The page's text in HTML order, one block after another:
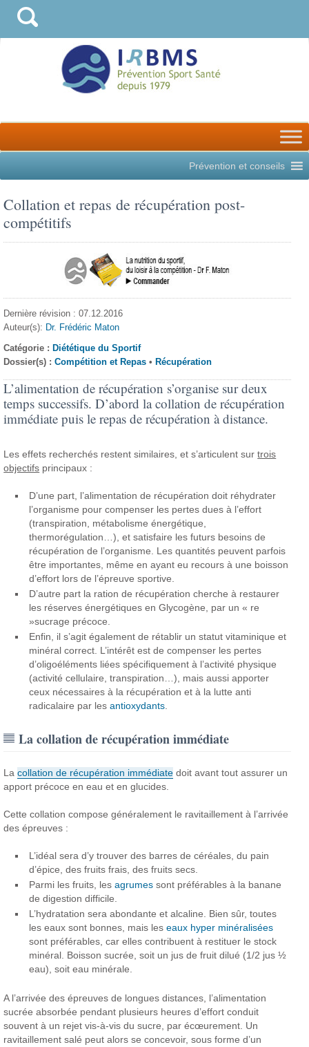
Prévention et conseils
Collation et repas de récupération post-
compétitifs
Dernière révision : 07.12.2016
Auteur(s): Dr. Frédéric Maton
Catégorie : Diététique du Sportif
Dossier(s) :Compétition et Repas • Récupération
L’alimentation de récupération s’organise sur deux
temps successifs. D’abord la collation de récupération
immédiate puis le repas de récupération à distance.
Les effets recherchés restent similaires, et s’articulent surtrois
objectifs principaux :
D’une part, l’alimentation de récupération doit réhydrater
l’organisme pour compenser les pertes dues à l’effort
(transpiration, métabolisme énergétique,
thermorégulation…), et satisfaire les futurs besoins de
récupération de l’organisme. Les quantités peuvent parfois
être importantes, même en ayant eu recours à une boisson
d’effort lors de l’épreuve sportive.
D’autre part la ration de récupération cherche à restaurer
les réserves énergétiques en Glycogène, par un « re
»sucrage précoce.
Enfin, il s’agit également de rétablir un statut vitaminique et
minéral correct. L’intérêt est de compenser les pertes
d’oligoéléments liées spécifiquement à l’activité physique
(activité cellulaire, transpiration…), mais aussi apporter
ceux nécessaires à la récupération et à la lutte anti
radicalaire par lesantioxydants
La collation de récupération immédiate
Lacollation de récupération immédiate doit avant tout assurer un
apport précoce en eau et en glucides.
Cette collation compose généralement le ravitaillement à l’arrivée
des épreuves :
L’idéal sera d’y trouver des barres de céréales, du pain
d’épice, des fruits frais, des fruits secs.
Parmi les fruits, lesagrumes sont préférables à la banane
de digestion difficile.
L’hydratation sera abondante et alcaline. Bien sûr, toutes
les eaux sont bonnes, mais leseaux hyper minéralisées
sont préférables, car elles contribuent à restituer le stock
minéral. Boisson sucrée, soit un jus de fruit dilué (1/2 jus ½
eau), soit eau minérale.
A l’arrivée des épreuves de longues distances, l’alimentation
sucrée absorbée pendant plusieurs heures d’effort conduit
souvent à un rejet vis-à-vis du sucre, par écœurement. Un
ravitaillement salé peut alors se concevoir, sous forme d’un